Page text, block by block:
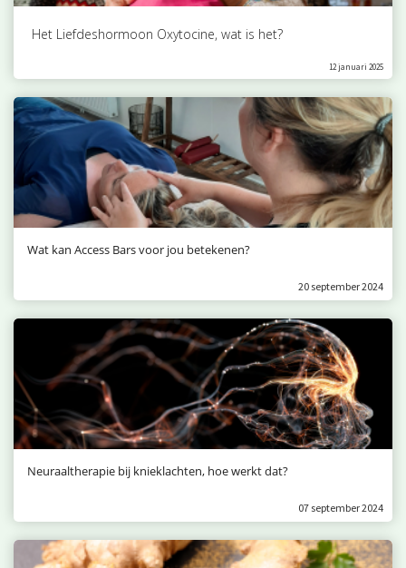
Het Liefdeshormoon Oxytocine, wat is het?
12 januari 2025
Wat kan Access Bars voor jou betekenen?
20 september 2024
Neuraaltherapie bij knieklachten, hoe werkt dat?
07 september 2024